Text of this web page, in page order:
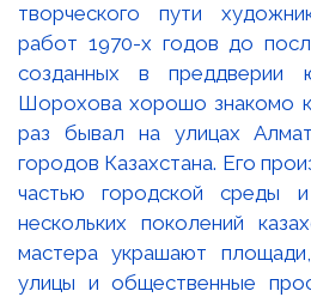
творческого пути
работ 1970-х годов до
созданных в преддверии
Шорохова хорошо знакомо
раз бывал на улицах
городов Казахстана. Его
частью городской среды
нескольких поколений
мастера украшают
улицы и общественные